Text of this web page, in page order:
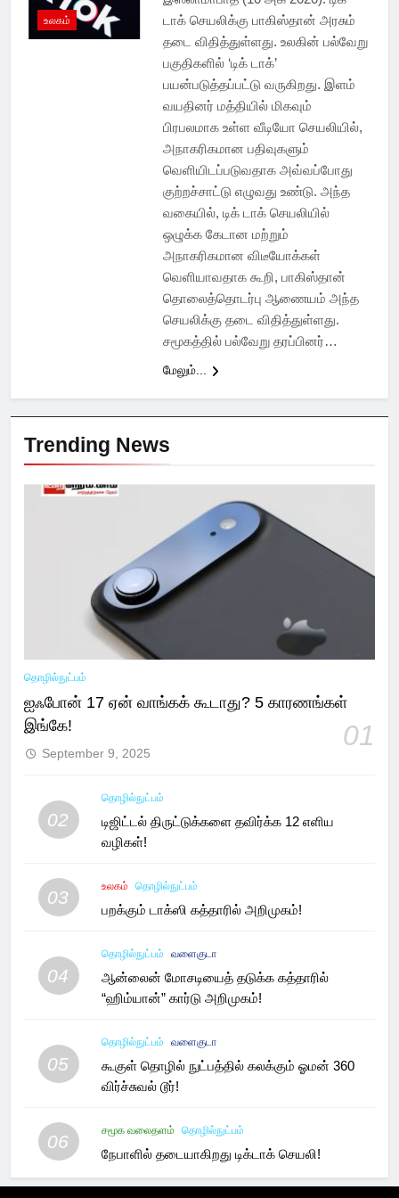
உலகம்
டாக் செயலிக்கு பாகிஸ்தான் அரசும்
தடை விதித்துள்ளது. உலகின் பல்வேறு
பகுதிகளில் ‘டிக் டாக்’
பயன்படுத்தப்பட்டு வருகிறது. இளம்
வயதினர் மத்தியில் மிகவும்
பிரபலமாக உள்ள வீடியோ செயலியில்,
அநாகரிகமான பதிவுகளும்
வெளியிடப்படுவதாக அவ்வப்போது
குற்றச்சாட்டு எழுவது உண்டு. அந்த
வகையில், டிக் டாக் செயலியில்
ஒழுக்க கேடான மற்றும்
அநாகரிகமான விடீயோக்கள்
வெளியாவதாக கூறி, பாகிஸ்தான்
தொலைத்தொடர்பு ஆணையம் அந்த
செயலிக்கு தடை விதித்துள்ளது.
சமூகத்தில் பல்வேறு தரப்பினர்…
மேலும்...
Trending News
தொழில்நுட்பம்
ஐஃபோன் 17 ஏன் வாங்கக் கூடாது? 5 காரணங்கள்
இங்கே!
01
September 9, 2025
02
தொழில்நுட்பம்
டிஜிட்டல் திருட்டுக்களை தவிர்க்க 12 எளிய
வழிகள்!
03
உலகம் தொழில்நுட்பம்
பறக்கும் டாக்ஸி கத்தாரில் அறிமுகம்!
04
தொழில்நுட்பம் வளைகுடா
ஆன்லைன் மோசடியைத் தடுக்க கத்தாரில்
“ஹிம்யான்” கார்டு அறிமுகம்!
05
தொழில்நுட்பம் வளைகுடா
கூகுள் தொழில் நுட்பத்தில் கலக்கும் ஓமன் 360
விர்ச்சுவல் டூர்!
06
சமூக வலைதளம் தொழில்நுட்பம்
நேபாளில் தடையாகிறது டிக்டாக் செயலி!